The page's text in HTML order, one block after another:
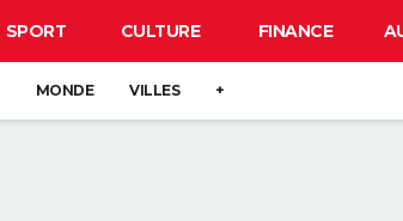
SPORT CULTURE FINANCE
MONDE VILLES +